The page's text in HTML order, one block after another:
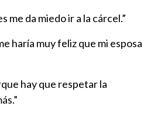
me da miedo ir a la cárcel.”
haría muy feliz que mi esposa
hay que respetar la